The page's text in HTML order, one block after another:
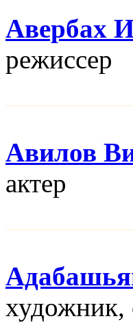
Авербах
режисcер
Авилов
актер
художник,